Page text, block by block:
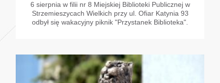
6 sierpnia w filii nr 8 Miejskiej Biblioteki Publicznej w
Strzemieszycach Wielkich przy ul. Ofiar Katynia 93
odbył się wakacyjny piknik "Przystanek Biblioteka".